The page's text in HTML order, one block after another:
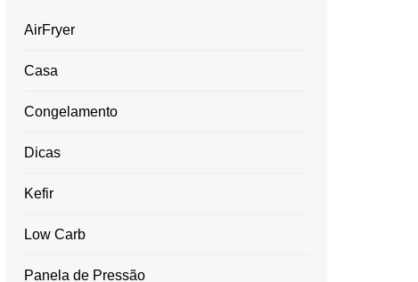
AirFryer
Casa
Congelamento
Dicas
Kefir
Low Carb
Panela de Pressão